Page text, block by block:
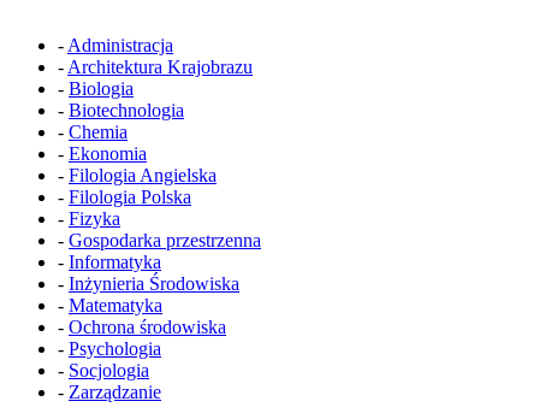
- Administracja
- Architektura Krajobrazu
- Biologia
- Biotechnologia
- Chemia
- Ekonomia
- Filologia Angielska
- Filologia Polska
- Fizyka
- Gospodarka przestrzenna
- Informatyka
- Inżynieria Środowiska
- Matematyka
- Ochrona środowiska
- Psychologia
- Socjologia
- Zarządzanie